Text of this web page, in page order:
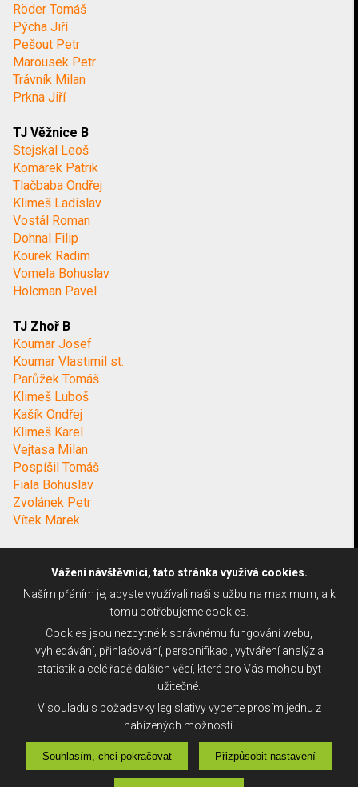
Röder Tomáš
Pýcha Jiří
Pešout Petr
Marousek Petr
Trávník Milan
Prkna Jiří
TJ Věžnice B
Stejskal Leoš
Komárek Patrik
Tlačbaba Ondřej
Klimeš Ladislav
Vostál Roman
Dohnal Filip
Kourek Radim
Vomela Bohuslav
Holcman Pavel
TJ Zhoř B
Koumar Josef
Koumar Vlastimil st.
Parůžek Tomáš
Klimeš Luboš
Kašík Ondřej
Klimeš Karel
Vejtasa Milan
Pospíšil Tomáš
Fiala Bohuslav
Zvolánek Petr
Vítek Marek
Vážení návštěvníci, tato stránka využívá cookies.
Naším přáním je, abyste využívali naši službu na maximum, a k
tomu potřebujeme cookies.
Cookies jsou nezbytné k správnému fungování webu,
vyhledávání, přihlašování, personifikaci, vytváření analýz a
statistik a celé řadě dalších věcí, které pro Vás mohou být
užitečné.
V souladu s požadavky legislativy vyberte prosím jednu z
nabízených možností.
Souhlasím, chci pokračovat Přizpůsobit nastavení